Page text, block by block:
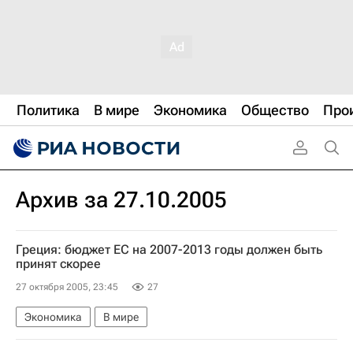
Политика В мире Экономика Общество
Архив за 27.10.2005
Греция: бюджет ЕС на 2007-2013 годы должен быть
принят скорее
27 октября 2005, 23:45 27
Экономика В мире